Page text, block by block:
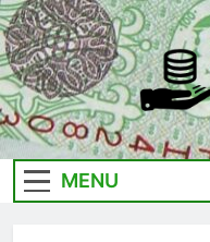
Skip
to
content
Zarobki
MENU